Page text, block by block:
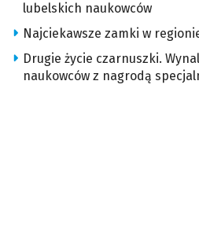
lubelskich naukowców
Najciekawsze zamki w
Drugie życie czarnuszki.
naukowców z nagrodą